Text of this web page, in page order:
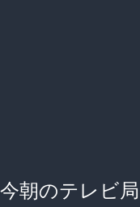
今朝のテレビ